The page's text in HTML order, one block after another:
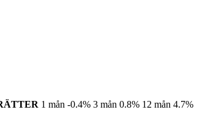
1 mån -0.4% 3 mån 0.8% 12 mån 4.7%